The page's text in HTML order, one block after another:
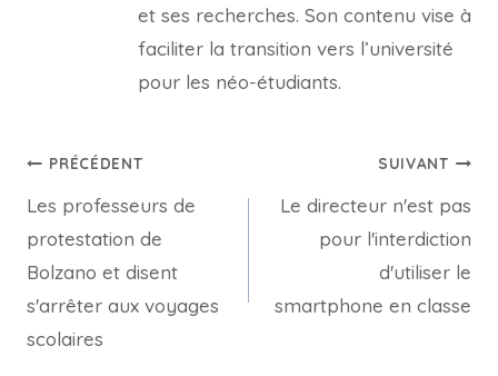
et ses recherches. Son contenu vise à
faciliter la transition vers l’université
pour les néo-étudiants.
Navigation
de
l’article
PRÉCÉDENT
Les professeurs de
protestation de
Bolzano et disent
s'arrêter aux voyages
scolaires
SUIVANT
Le directeur n'est pas
pour l'interdiction
d'utiliser le
smartphone en classe